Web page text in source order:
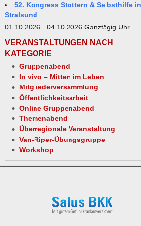
52. Kongress Stottern & Selbsthilfe in
Stralsund
01.10.2026 - 04.10.2026 Ganztägig Uhr
VERANSTALTUNGEN NACH
KATEGORIE
Gruppenabend
In vivo – Mitten im Leben
Mitgliederversammlung
Öffentlichkeitsarbeit
Online Gruppenabend
Themenabend
Überregionale Veranstaltung
Van-Riper-Übungsgruppe
Workshop